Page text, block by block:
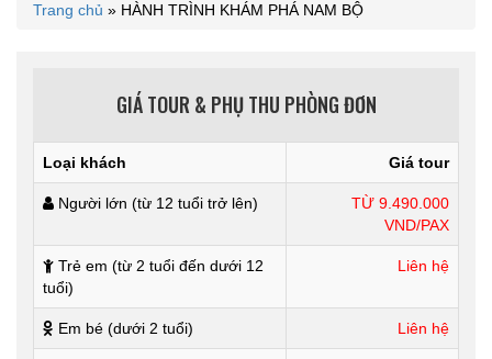
Trang chủ » HÀNH TRÌNH KHÁM PHÁ NAM BỘ
GIÁ TOUR & PHỤ THU PHÒNG ĐƠN
Loại khách Giá tour
Người lớn (từ 12 tuổi trở lên)
TỪ 9.490.000
VND/PAX
Trẻ em (từ 2 tuổi đến dưới 12
tuổi)
Liên hệ
Em bé (dưới 2 tuổi) Liên hệ